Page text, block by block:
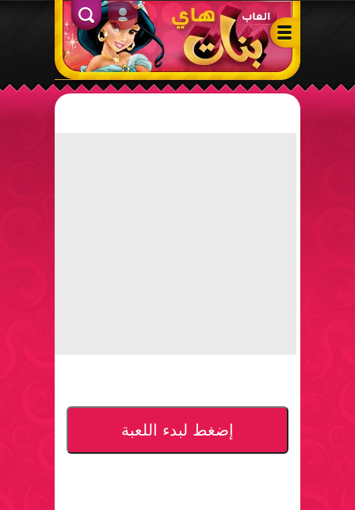
ألعاب بنات هاي – أفضل ألعاب تلبيس، مكياج، طبخ وأنشطة ممتعة
الدخول
إضغط لبدء اللعبة